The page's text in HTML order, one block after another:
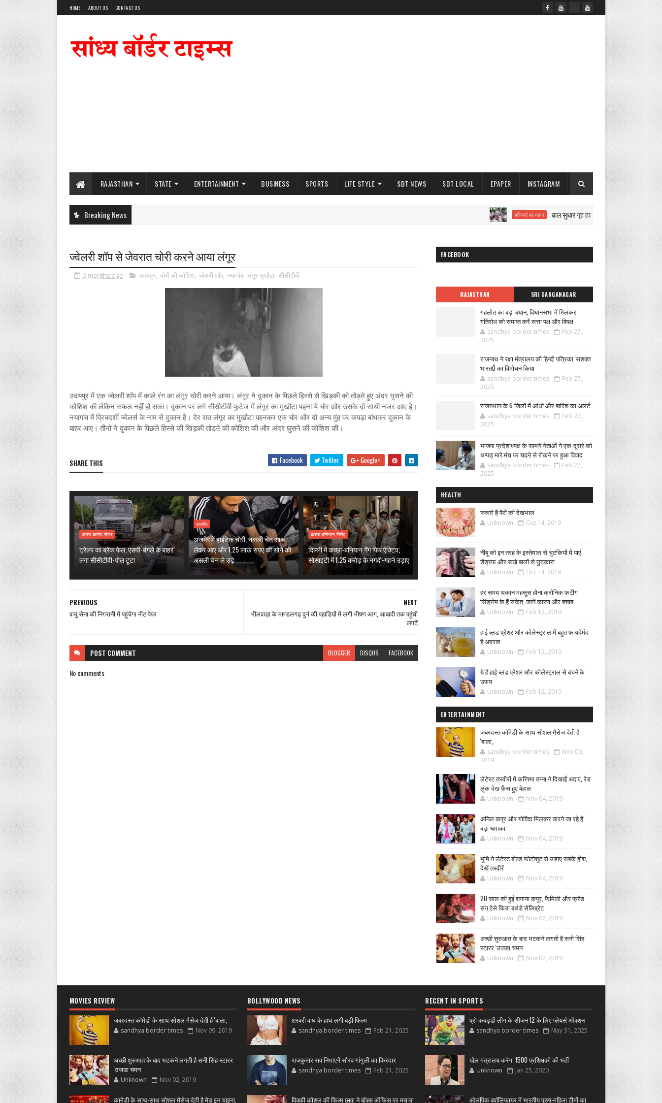
HOME ABOUT US CONTACT US
RAJASTHAN STATE ENTERTAINMENT BUSINESS SPORTS LIFE STYLE SBT NEWS SBT LOCAL EPAPER INSTAGRAM
Breaking News परिजनों का धरना बाल सुधार गृह हत्याकांड पर बवाल
ज्वेलरी शॉप से जेवरात चोरी करने आया लंगूर
2 months ago उदयपुर, चोरी की कोशिश, ज्वेलरी शॉप, नयागांव, लंगूर मुखौटा, सीसीटीवी
उदयपुर में एक ज्वेलरी शॉप में काले रंग का लंगूर चोरी करने आया। लंगूर ने दुकान के पिछले हिस्से से खिड़की को तोड़ते हुए अंदर घुसने की
कोशिश की लेकिन सफल नहीं हो सका। दुकान पर लगे सीसीटीवी फुटेज में लंगूर का मुखौटा पहना ये चोर और उसके दो साथी नजर आए है।
नयागांव में प्रियदर्शी ज्वेलर्स के नाम से दुकान है। देर रात लंगूर का मुखौटा पहनकर एक चोर और दो अन्य मुंह पर कपड़ा बांधकर दुकान के
बाहर आए। तीनों ने दुकान के पिछले हिस्से की खिड़की तोडऩे की कोशिश की और अंदर घुसने की कोशिश की।
SHARE THIS Facebook Twitter Google+
अभय कमांड सेंटर
ट्रेलर का ब्रेक फेल, एसपी-बंगले के बाहर
लगा सीसीटीवी-पोल टूटा
अजमेर
अजमेर में हाईटेक चोरी, नकली चेन साथ
लेकर आए और 1.25 लाख रुपए की सोने की
असली चेन ले उड़े
कच्छा बनियान गिरोह
दिल्ली में कच्छा-बनियान गैंग फिर ऐक्टिव,
सोसाइटी में 1.25 करोड़ के नगदी-गहने उड़ाए
NEXT
भीलवाड़ा के माण्डलगढ़ दुर्ग की पहाडिय़ों में लगी भीषण आग, आबादी तक पहुंची
लपटें
PREVIOUS
वायु सेना की निगरानी में पहुंचेगा नीट पेपर
POST COMMENT BLOGGER DISQUS FACEBOOK
No comments
FACEBOOK
RAJASTHAN SRI GANGANAGAR
गहलोत का बड़ा बयान, विधानसभा में मिलकर
गतिरोध को समाप्त करें सत्ता पक्ष और विपक्ष
sandhya border times
Feb 27,
2025
राजनाथ ने रक्षा मंत्रालय की हिन्दी पत्रिका 'सशक्त
भारतÓ का विमोचन किया
sandhya border times
Feb 27,
2025
राजस्थान के 6 जिलों में आंधी और बारिश का अलर्ट
sandhya border times
Feb 27,
2025
भाजपा प्रदेशाध्यक्ष के सामने नेताओं ने एक-दूसरे को
थप्पड़ मारे:मंच पर चढऩे से रोकने पर हुआ विवाद
sandhya border times
Feb 27,
2025
HEALTH
जरूरी है पैरों की देखभाल
Unknown Oct 14, 2019
नींबू को इन तरह के इस्तेमाल से चुटकियों में पाएं
डैंड्रफ और रूखे बालों से छुटकारा
Unknown Oct 14, 2019
हर समय थकान महसूस होना क्रोनिक फटीग
सिंड्रोम के हैं संकेत, जानें कारण और बचाव
Unknown Feb 12, 2019
हाई ब्लड प्रेशर और कोलेस्ट्राल में बहुत फायदेमंद
है अदरक
Unknown Feb 12, 2019
ये हैं हाई ब्लड प्रेशर और कोलेस्ट्राल से बचने के
उपाय
Unknown Feb 12, 2019
ENTERTAINMENT
जबरदस्त कॉमेडी के साथ सोशल मैसेज देती है
'बाला,
sandhya border times
Nov 09,
2019
लेटेस्ट तस्वीरों में करिश्मा तन्ना ने दिखाईं अदाएं, रेड
लुक देख फैंस हुए बेहाल
Unknown Nov 04, 2019
अनिल कपूर और गोविंदा मिलकर करने जा रहे हैं
बड़ा धमाका
Unknown Nov 04, 2019
भूमि ने लेटेस्ट बोल्ड फोटोशूट से उड़ाए सबके होश,
देखें तस्वीरें
Unknown Nov 04, 2019
20 साल की हुईं शनाया कपूर, फैमिली और फ्रेंड
संग ऐसे किया बर्थडे सेलिब्रेट
Unknown Nov 02, 2019
अच्छी शुरुआत के बाद भटकने लगती है सनी सिंह
स्टारर 'उजडा चमन
Unknown Nov 02, 2019
MOVIES REVIEW
जबरदस्त कॉमेडी के साथ सोशल मैसेज देती है 'बाला,
sandhya border times Nov 09, 2019
अच्छी शुरुआत के बाद भटकने लगती है सनी सिंह स्टारर
'उजडा चमन
Unknown Nov 02, 2019
कामेडी के साथ-साथ सोशल मैसेज देती है मेड इन चाइना,
BOLLYWOOD NEWS
शरवरी वाघ के हाथ लगी बड़ी फिल्म
sandhya border times Feb 21, 2025
राजकुमार राव निभाएगें सौरव गांगुली का किरदार
sandhya border times Feb 21, 2025
विक्की कौशल की फिल्म छावा ने बॉक्स ऑफिस पर मचाया
RECENT IN SPORTS
प्रो कबड्डी लीग के सीजन 12 के लिए प्लेयर्स ऑक्शन
sandhya border times May 31, 2025
खेल मंत्रालय करेगा 1500 प्रशिक्षकों की भर्ती
Unknown Jan 25, 2020
ओलंपिक क्वॉलिफायर में भारतीय पुरुष-महिला टीमों का